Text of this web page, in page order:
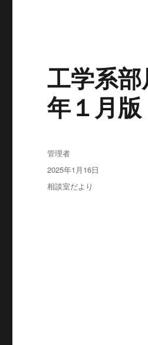
工学系
年１月
投
稿
管理者
投
稿
日:
2025年1月16日
カ
相談室だより